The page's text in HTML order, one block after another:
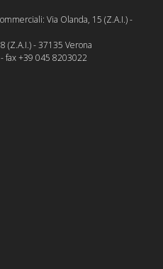
Via Olanda, 15 (Z.A.I.) -
(Z.A.I.) - 37135 Verona
fax +39 045 8203022